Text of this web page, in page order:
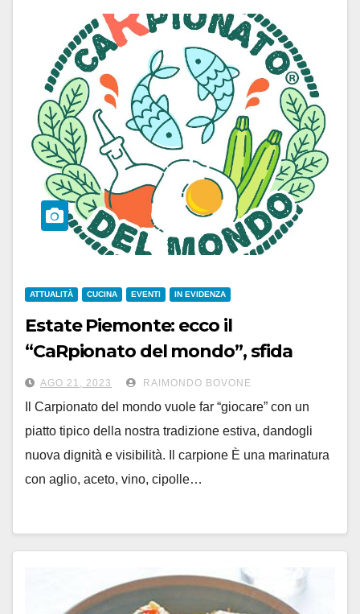
ATTUALITÀ CUCINA EVENTI IN EVIDENZA
Estate Piemonte: ecco il
“CaRpionato del mondo”, sfida
culinaria di piatti freddi fino al 23
settembre
AGO 21, 2023 RAIMONDO BOVONE
Il Carpionato del mondo vuole far “giocare” con un
piatto tipico della nostra tradizione estiva, dandogli
nuova dignità e visibilità. Il carpione È una marinatura
con aglio, aceto, vino, cipolle…